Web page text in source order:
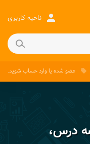
person ناحیه کاربری
local_offer عضو شده یاوارد حساب شوید.
درس،